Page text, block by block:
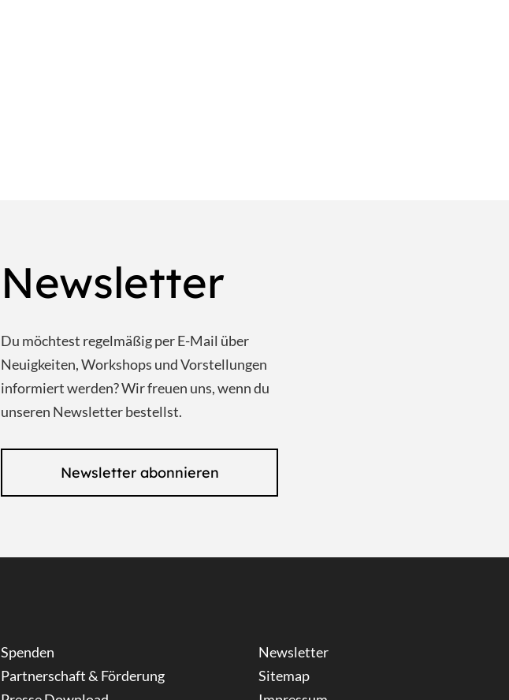
Newsletter
Du möchtest regelmäßig per E-Mail über
Neuigkeiten, Workshops und Vorstellungen
informiert werden? Wir freuen uns, wenn du
unseren Newsletter bestellst.
Newsletter abonnieren
Spenden
Partnerschaft & Förderung
Newsletter
Sitemap